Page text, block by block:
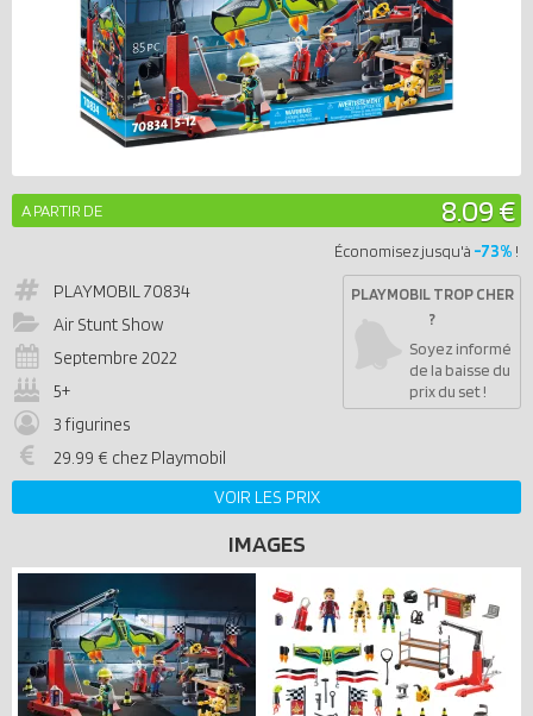
A PARTIR DE 8.09 €
Économisez jusqu'à -73% !
PLAYMOBIL70834
Air Stunt Show
Septembre 2022
5+
3 figurines
29.99 € chez Playmobil
PLAYMOBIL TROP CHER
?
Soyez informé
de la baisse du
prix du set !
VOIR LES PRIX
IMAGES